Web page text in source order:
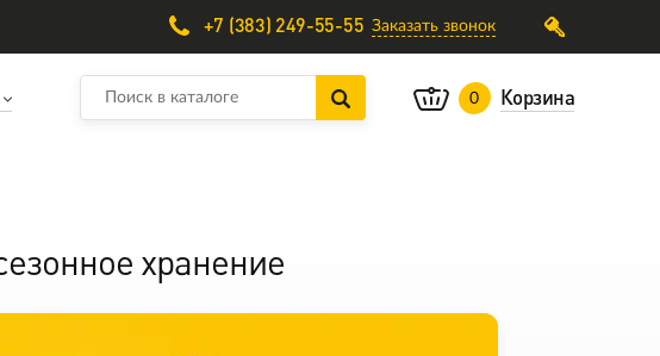
0 Корзина
+7 (383) 249-55-55 Заказать звонок
хранение